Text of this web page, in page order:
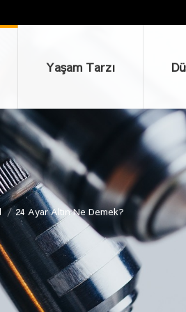
Yaşam Tarzı
are here:
24 Ayar Altın Ne Demek?